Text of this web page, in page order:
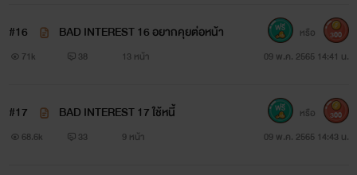
ถึงไม่เคยอ่านสองเรื่องมานี้มาก่อนก็ไม่งงนะคะ เพราะจะมี
#16 BAD INTEREST 16 อยากคุยต่อหน้า
71k 38 13 หน้า 09 พ.ค. 2565 14:41 น.
หรือ 300
#17 BAD INTEREST 17 ใช้หนี้
68.6k 33 9 หน้า 09 พ.ค. 2565 14:43 น.
หรือ 300